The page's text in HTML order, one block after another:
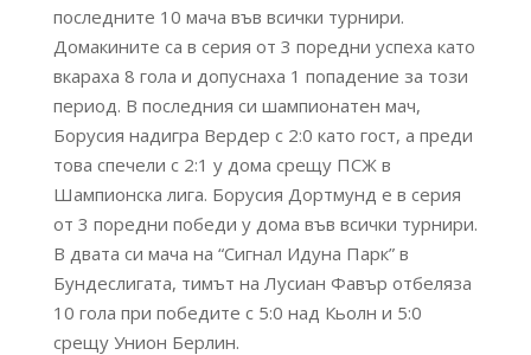
последните 10 мача във всички турнири.
Домакините са в серия от 3 поредни успеха като
вкараха 8 гола и допуснаха 1 попадение за този
период. В последния си шампионатен мач,
Борусия надигра Вердер с 2:0 като гост, а преди
това спечели с 2:1 у дома срещу ПСЖ в
Шампионска лига. Борусия Дортмунд е в серия
от 3 поредни победи у дома във всички турнири.
В двата си мача на “Сигнал Идуна Парк” в
Бундеслигата, тимът на Лусиан Фавър отбеляза
10 гола при победите с 5:0 над Кьолн и 5:0
срещу Унион Берлин.